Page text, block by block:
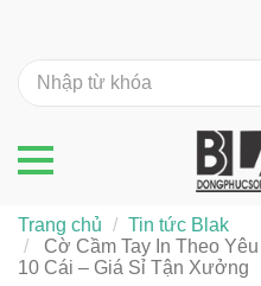
Trang chủ
Tin tức Blak
Cờ Cầm Tay In Theo
10 Cái – Giá Sỉ Tận Xưởng